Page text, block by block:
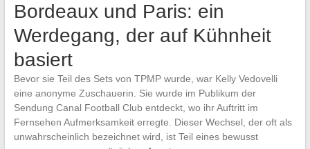
Bordeaux und Paris: ein
Werdegang, der auf Kühnheit
basiert
Bevor sie Teil des Sets von TPMP wurde, war Kelly Vedovelli
eine anonyme Zuschauerin. Sie wurde im Publikum der
Sendung Canal Football Club entdeckt, wo ihr Auftritt im
Fernsehen Aufmerksamkeit erregte. Dieser Wechsel, der oft als
unwahrscheinlich bezeichnet wird, ist Teil eines bewusst